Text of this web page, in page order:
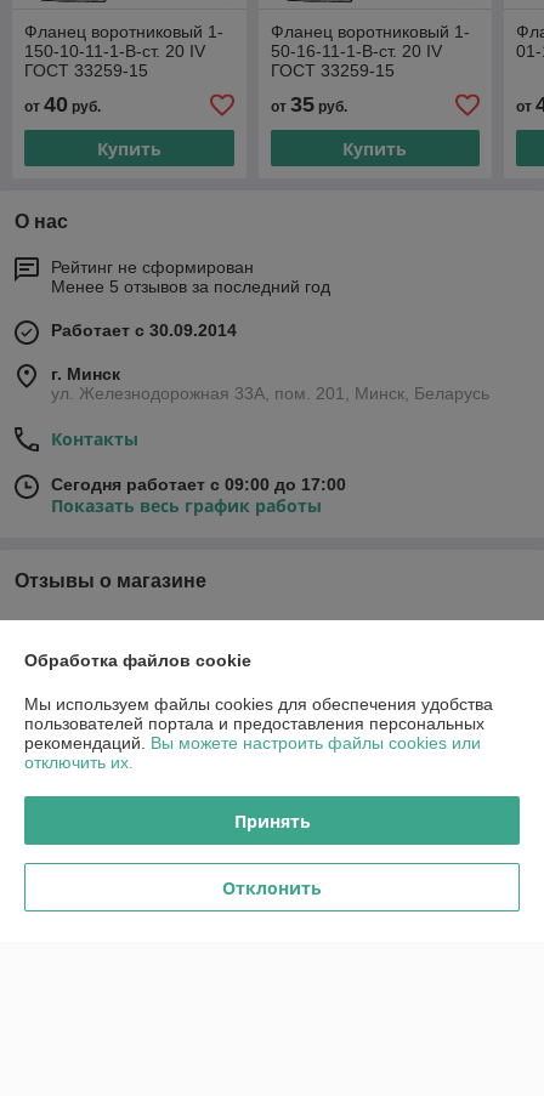
Фланец воротниковый 1-
150-10-11-1-В-ст. 20 IV
ГОСТ 33259-15
от 40 руб.
Купить
Фланец воротниковый 1-
50-16-11-1-В-ст. 20 IV
ГОСТ 33259-15
от 35руб.
Купить
от
О нас
Рейтинг не сформирован
Менее 5 отзывов за последний год
Работает с 30.09.2014
г. Минск
ул. Железнодорожная 33А, пом. 201, Минск, Беларусь
Контакты
Сегодня работает с 09:00 до 17:00
Показать весь график работы
Отзывы о магазине
У компании пока нет отзывов, добавьте первый
О нас
Контакты
График работы
Обработка файлов cookie
Мы используем файлы cookies для обеспечения удобства
пользователей портала и предоставления персональных
рекомендаций. Вы можете настроить файлы cookies или
отключить их.
Принять
Отклонить